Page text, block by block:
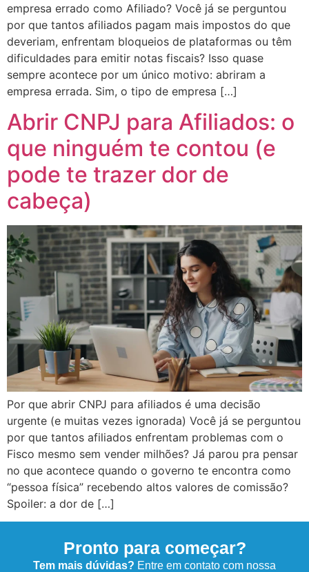
empresa errado como Afiliado? Você já se perguntou
por que tantos afiliados pagam mais impostos do que
deveriam, enfrentam bloqueios de plataformas ou têm
dificuldades para emitir notas fiscais? Isso quase
sempre acontece por um único motivo: abriram a
empresa errada. Sim, o tipo de empresa […]
Abrir CNPJ para Afiliados: o
que ninguém te contou (e
pode te trazer dor de
cabeça)
Por que abrir CNPJ para afiliados é uma decisão
urgente (e muitas vezes ignorada) Você já se perguntou
por que tantos afiliados enfrentam problemas com o
Fisco mesmo sem vender milhões? Já parou pra pensar
no que acontece quando o governo te encontra como
“pessoa física” recebendo altos valores de comissão?
Spoiler: a dor de […]
Pronto para começar?
Tem mais dúvidas? Entre em contato com nossa